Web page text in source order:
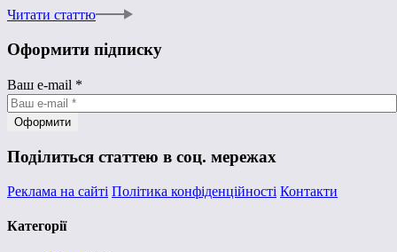
Читати статтю
Оформити підписку
Ваш e-mail *
Поділиться статтею в соц. мережах
Реклама на сайті Політика конфіденційності Контакти
Категорії